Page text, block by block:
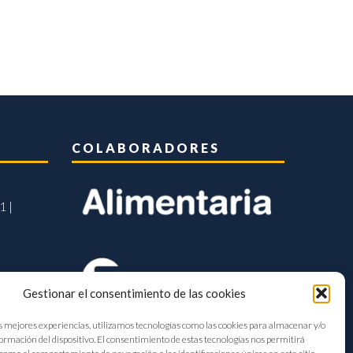
Gestionar el consentimiento de las cookies
mejores experiencias, utilizamos tecnologías como las cookies para almacenar y/o
del dispositivo. El consentimiento de estas tecnologías nos permitirá
|
COLABORADORES